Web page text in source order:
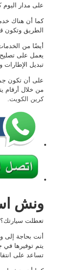
على مدار اليوم
كما أن هناك
الطريق وتكون
أيضًا من
يعمل على
تبديل الإطارات
على أن تكون
من خلال أرقام
كرين الكويت
ونش
تعطلت
أنت بحاجة إلى
يتم توفيرها
تساعد على